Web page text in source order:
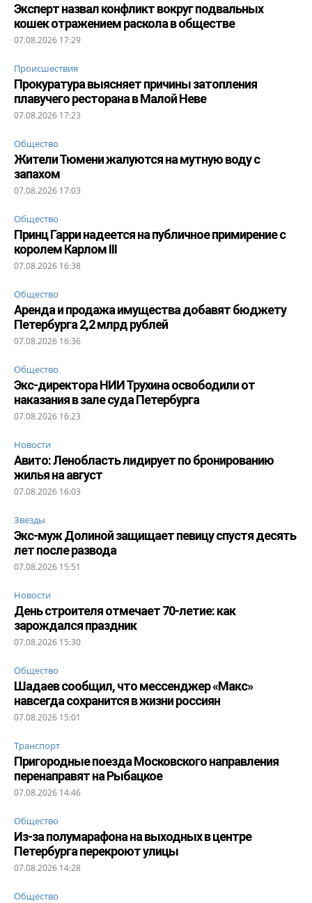
Эксперт назвал конфликт вокруг подвальных
кошек отражением раскола в обществе
07.08.2026 17:29
Происшествия
Прокуратура выясняет причины затопления
плавучего ресторана в Малой Неве
07.08.2026 17:23
Общество
Жители Тюмени жалуются на мутную воду с
запахом
07.08.2026 17:03
Общество
Принц Гарри надеется на публичное примирение с
королем Карлом III
07.08.2026 16:38
Общество
Аренда и продажа имущества добавят бюджету
Петербурга 2,2 млрд рублей
07.08.2026 16:36
Общество
Экс-директора НИИ Трухина освободили от
наказания в зале суда Петербурга
07.08.2026 16:23
Новости
Авито: Ленобласть лидирует по бронированию
жилья на август
07.08.2026 16:03
Звезды
Экс-муж Долиной защищает певицу спустя десять
лет после развода
07.08.2026 15:51
Новости
День строителя отмечает 70-летие: как
зарождался праздник
07.08.2026 15:30
Общество
Шадаев сообщил, что мессенджер «Макс»
навсегда сохранится в жизни россиян
07.08.2026 15:01
Транспорт
Пригородные поезда Московского направления
перенаправят на Рыбацкое
07.08.2026 14:46
Общество
Из-за полумарафона на выходных в центре
Петербурга перекроют улицы
07.08.2026 14:28
Общество